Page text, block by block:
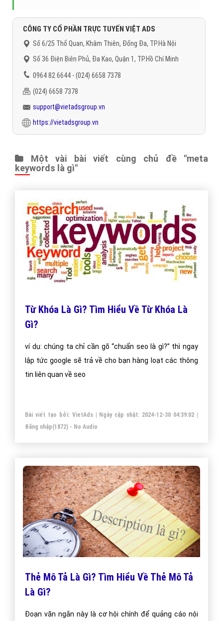
CÔNG TY CỔ PHẦN TRỰC TUYẾN VIỆT ADS
Số 6/25 Thổ Quan, Khâm Thiên, Đống Đa, TP.Hà Nội
Số 36 Điện Biên Phủ, Đa Kao, Quận 1, TP.Hồ Chí Minh
0964 82 6644 - (024) 6658 7378
(024) 6658 7378
support@vietadsgroup.vn
https://vietadsgroup.vn
Một vài bài viết cùng chủ đề "meta
keywords là gì"
Từ Khóa Là Gì? Tìm Hiểu Về Từ Khóa Là
Gì?
ví dụ: chúng ta chỉ cần gõ “chuẩn seo là gì?” thì ngay
lập tức google sẽ trả về cho bạn hàng loạt các thông
tin liên quan về seo
Bài viết tạo bởi: VietAds| Ngày cập nhật: 2024-12-30 04:39:02 |
Đăng nhập(1872) - No Audio
Thẻ Mô Tả Là Gì? Tìm Hiểu Về Thẻ Mô Tả
Là Gì?
Đoạn văn ngắn này là cơ hội chính để quảng cáo nội